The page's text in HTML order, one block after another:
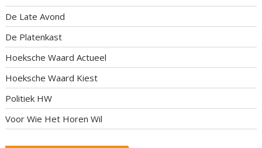
De Late Avond
De Platenkast
Hoeksche Waard Actueel
Hoeksche Waard Kiest
Politiek HW
Voor Wie Het Horen Wil